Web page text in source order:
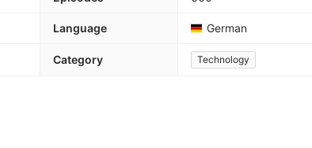
Language German
Category Technology